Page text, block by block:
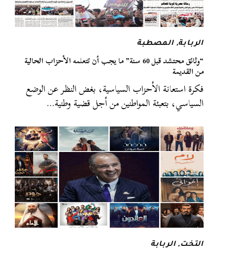
الربابة,المصطبة
“وثائق محتشد قبل 60 سنة” ما يجب أن تتعلمه الأحزاب الحالية
من القديمة
فكرة استعانة الأحزاب السياسية، بغض النظر عن الوضع
السياسي، بتعبئة المواطنين من أجل قضية وطنية…
التخت,الربابة